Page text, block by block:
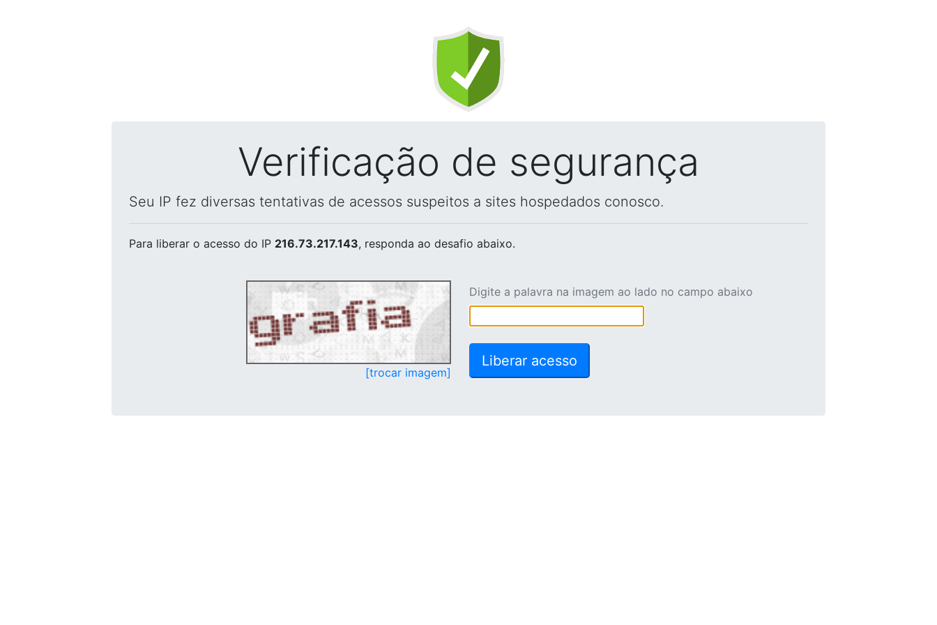
Verificação de segurança
Seu IP fez diversas tentativas de acessos suspeitos a sites hospedados conosco.
Para liberar o acesso do IP 216.73.217.143, responda ao desafio abaixo.
[trocar imagem]
Digite a palavra na imagem ao lado no campo abaixo